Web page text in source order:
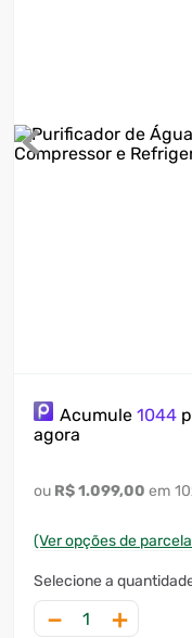
Acumule 1044
agora
R$1.099,00 10
(Ver opções de
＋
－